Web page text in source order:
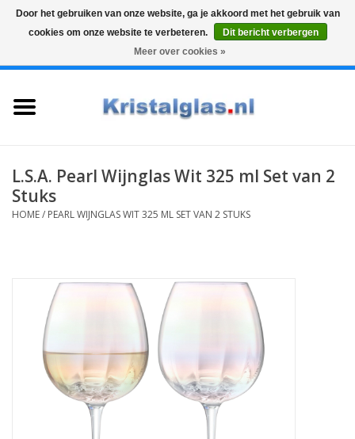
Graveren
Karaffen
Glas graveren
Cadeaus
Koffie & Thee
Bar & Wijn
L.S.A. Pearl Wijnglas Wit 325 ml Set van 2
Stuks
HOME/ PEARL WIJNGLAS WIT 325 ML SET VAN 2 STUKS
Door het gebruiken van onze website, ga je akkoord met het gebruik van
cookies om onze website te verbeteren.
Dit bericht verbergen
Meer over cookies »